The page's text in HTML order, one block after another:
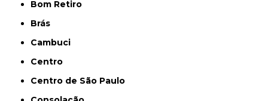
Bom Retiro
Brás
Cambuci
Centro
Centro de São Paulo